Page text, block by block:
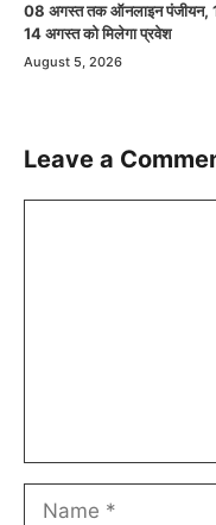
08 अगस्त तक ऑनलाइन पंजीयन,
14 अगस्त को मिलेगा प्रवेश
August 5, 2026
Leave a
Name